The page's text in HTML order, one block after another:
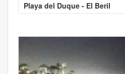
Playa del Duque - El Beril